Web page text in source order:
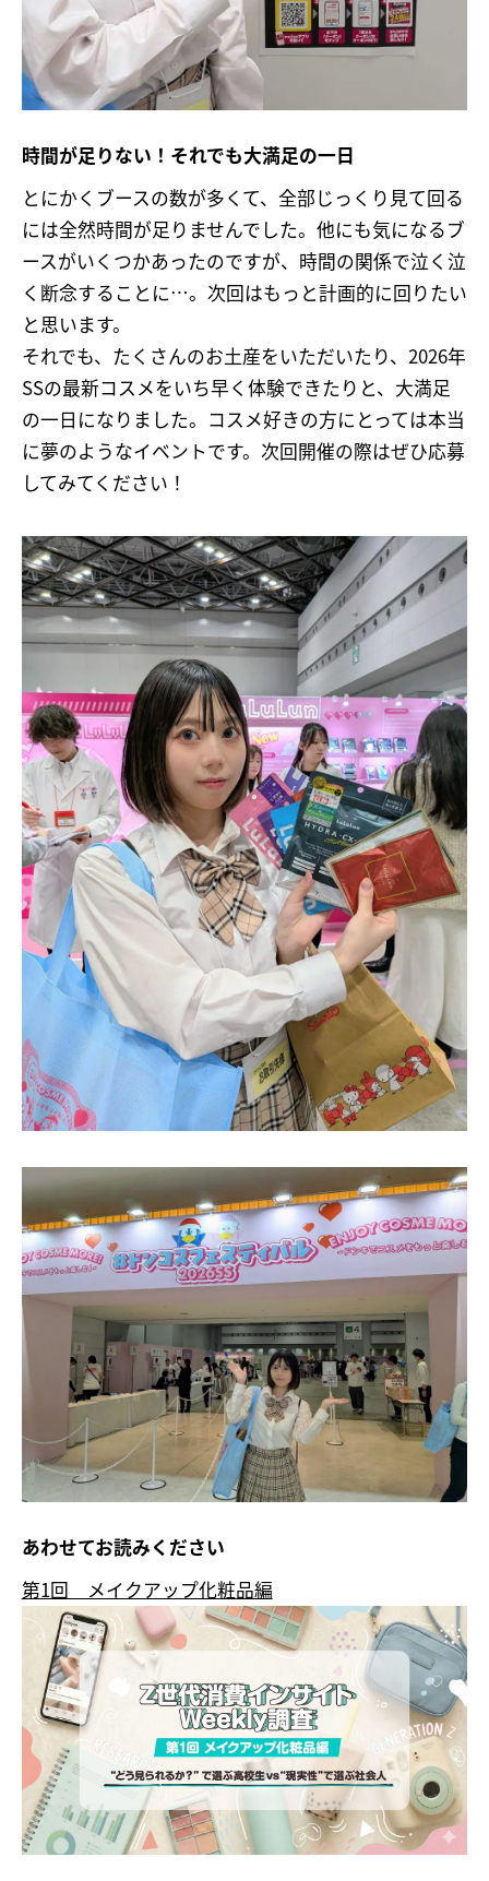
時間が足りない！それでも大満足の一日
とにかくブースの数が多くて、全部じっくり見て回る
には全然時間が足りませんでした。他にも気になるブ
ースがいくつかあったのですが、時間の関係で泣く泣
く断念することに…。次回はもっと計画的に回りたい
と思います。
それでも、たくさんのお土産をいただいたり、2026年
SSの最新コスメをいち早く体験できたりと、大満足
の一日になりました。コスメ好きの方にとっては本当
に夢のようなイベントです。次回開催の際はぜひ応募
してみてください！
あわせてお読みください
第1回 メイクアップ化粧品編